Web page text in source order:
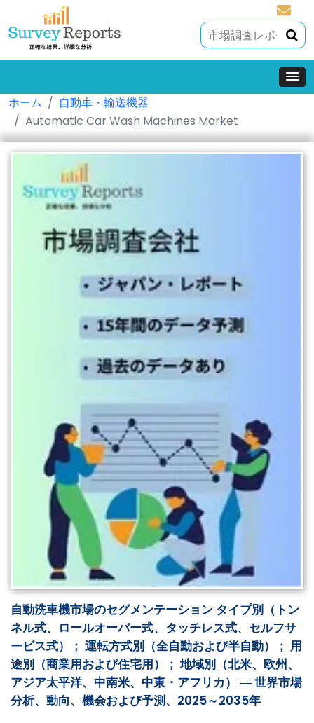
ホーム
自動車・輸送機器
Automatic Car Wash Machines Market
自動洗車機市場のセグメンテーション タイプ別（トン
ネル式、ロールオーバー式、タッチレス式、セルフサ
ービス式）； 運転方式別（全自動および半自動）； 用
途別（商業用および住宅用）； 地域別（北米、欧州、
アジア太平洋、中南米、中東・アフリカ） ― 世界市場
分析、動向、機会および予測、2025～2035年